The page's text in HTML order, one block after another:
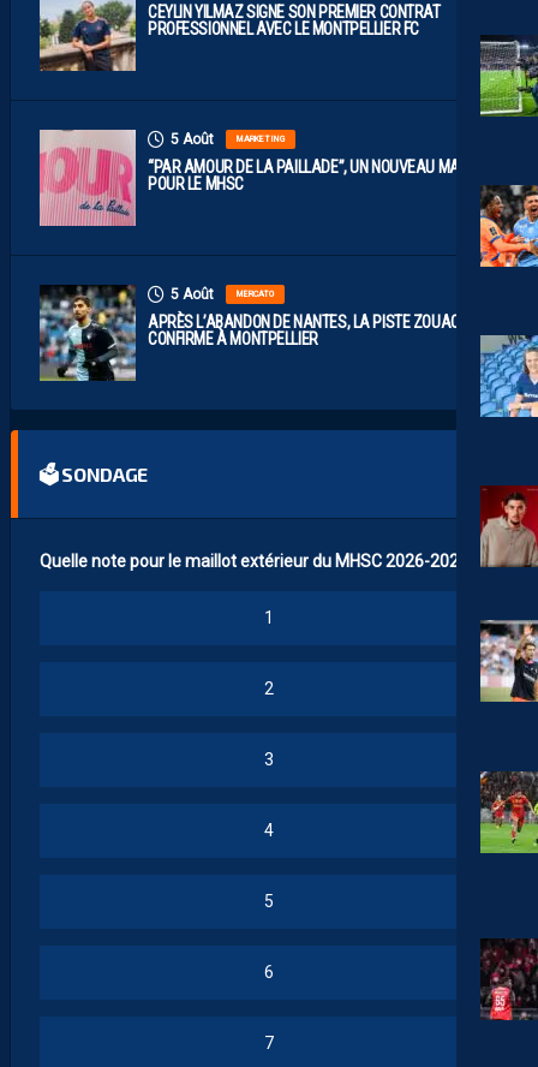
CEYLIN YILMAZ SIGNE SON PREMIER CONTRAT
PROFESSIONNEL AVEC LE MONTPELLIER FC
5 Août MARKETING
“PAR AMOUR DE LA PAILLADE”, UN NOUVEAU MAILLOT
POUR LE MHSC
5 Août MERCATO
APRÈS L’ABANDON DE NANTES, LA PISTE ZOUAOUI SE
CONFIRME À MONTPELLIER
🗳 SONDAGE
Quelle note pour le maillot extérieur du MHSC 2026-2027 ?
1
2
3
4
5
6
7